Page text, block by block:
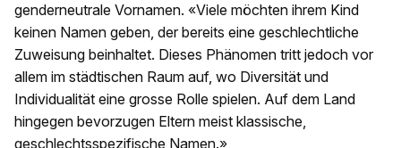
genderneutrale Vornamen. «Viele möchten ihrem Kind
keinen Namen geben, der bereits eine geschlechtliche
Zuweisung beinhaltet. Dieses Phänomen tritt jedoch vor
allem im städtischen Raum auf, wo Diversität und
Individualität eine grosse Rolle spielen. Auf dem Land
hingegen bevorzugen Eltern meist klassische,
geschlechtsspezifische Namen.»